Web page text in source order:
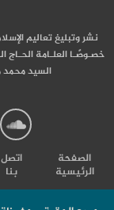
نشر وتبليغ تعاليم
خصـوصًـا العلـامة
السيد
الصفحة
الرئيسية
اتصل
بنا